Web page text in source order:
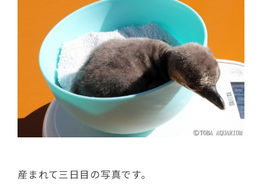
産まれて三日目の写真です。